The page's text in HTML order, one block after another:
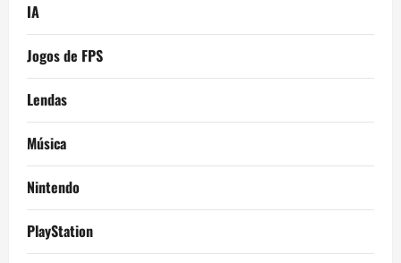
IA
Jogos de FPS
Lendas
Música
Nintendo
PlayStation